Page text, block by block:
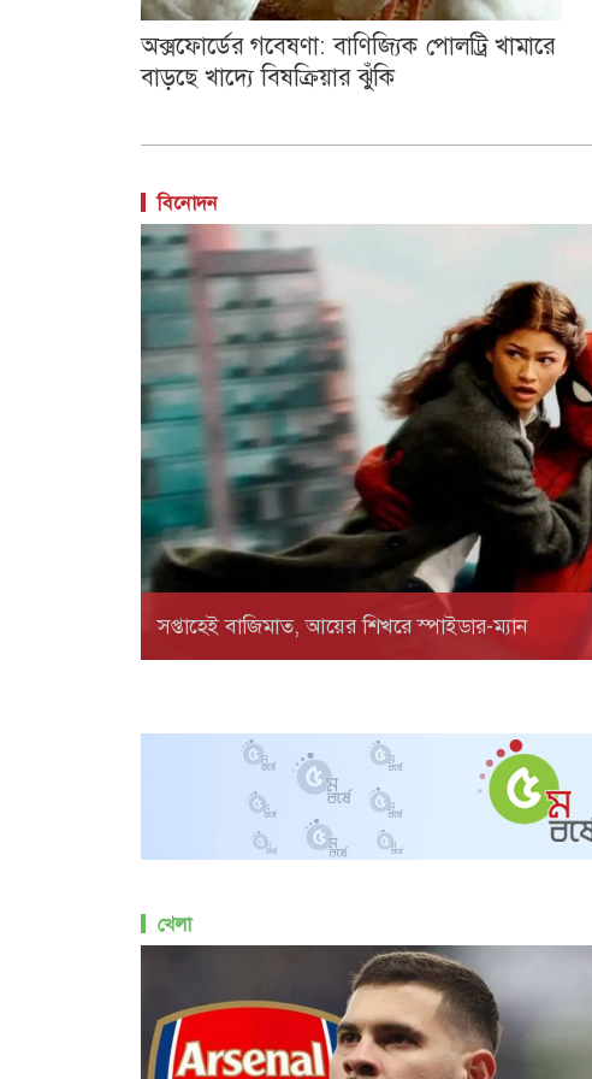
অক্সফোর্ডের গবেষণা: বাণিজ্যিক পোলট্রি খামারে
বাড়ছে খাদ্যে বিষক্রিয়ার ঝুঁকি
বিনোদন
সপ্তাহেই বাজিমাত, আয়ের শিখরে স্পাইডার-ম্যান
খেলা